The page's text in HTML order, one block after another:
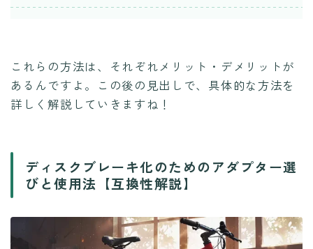
これらの方法は、それぞれメリット・デメリットが
あるんですよ。この後の見出しで、具体的な方法を
詳しく解説していきますね！
ディスクブレーキ化のためのアダプター選
びと使用法【互換性解説】